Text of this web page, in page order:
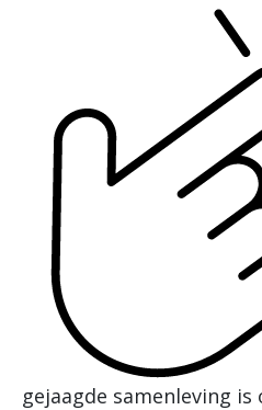
gejaagde samenleving